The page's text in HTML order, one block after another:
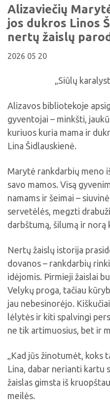
Biblioteka
MIRKT
Viktorinos
Virtualios
Parodos
Žymūs
Ramybės
Atminties
Mūsų kraštas
Virtualios
Laimutės
Periodiniai
Tau patiks
Naudinga
Padaliniai
Komisijos,
Alizaviečių
jos dukros Linos
nertų žaislų
2026 05 20
„Siūlų
Alizavos bibliotekoje
gyventojai – minkšti,
kuriuos kuria mama ir
Lina Šidlauskienė.
Marytė rankdarbių meno
savo mamos. Visą
namams ir šeimai –
servetėlės, megzti
darbštumą, šilumą ir norą
Nertų žaislų istorija
dovanos – rankdarbių
idėjomis. Pirmieji žaislai
Velykų proga, tačiau
jau nebesinorėjo.
lėlytės ir kiti spalvingi
ne tik artimuosius, bet ir
„Kad jūs žinotumėt, koks
Lina, dabar nerianti kartu
žaislas gimsta iš
meilės.